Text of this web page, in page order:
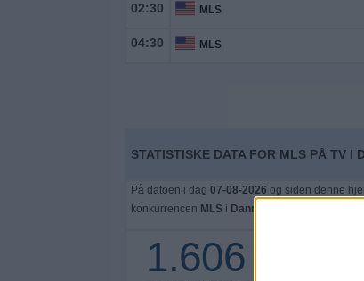
02:30 MLS
04:30 MLS
STATISTISKE DATA FOR MLS PÅ TV I
På datoen i dag 07-08-2026 og siden denne
konkurrencen MLSi Danmark
1.606